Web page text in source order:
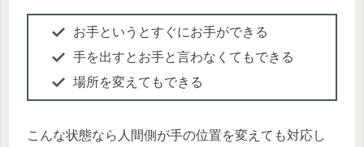
お手というとすぐにお手ができる
手を出すとお手と言わなくてもできる
場所を変えてもできる
こんな状態なら人間側が手の位置を変えても対応し